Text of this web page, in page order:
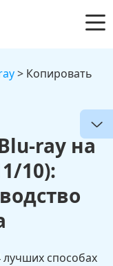
> Копировать
ray на
10):
лучших способах